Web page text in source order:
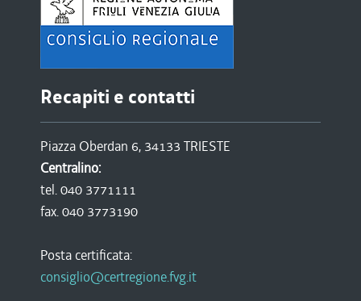
Recapiti e contatti
Piazza Oberdan 6, 34133 TRIESTE
Centralino:
tel. 040 3771111
fax. 040 3773190
Posta certificata:
consiglio@certregione.fvg.it